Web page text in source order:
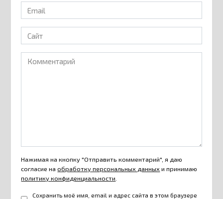
Email
*
Сайт
Комментарий
Нажимая на кнопку "Отправить комментарий", я даю
согласие наобработку персональных данных и принимаю
политику конфиденциальности
Сохранить моё имя, email и адрес сайта в этом браузере